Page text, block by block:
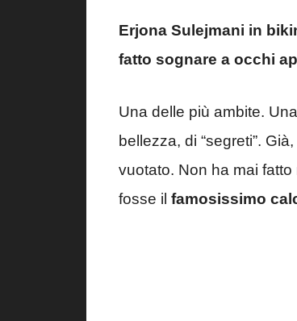
Erjona Sulejmani in
fatto sognare a occhi
Una delle più ambite.
bellezza, di “segreti”.
vuotato. Non ha mai
fosse il famosissimo